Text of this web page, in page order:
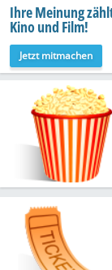
Ihre Meinung
Kino und Film!
Jetzt mitmachen